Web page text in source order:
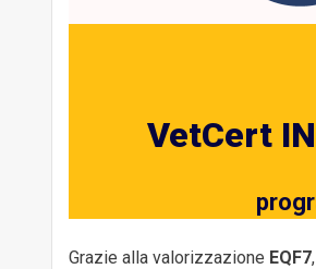
VetCert
Grazie alla valorizzazione EQF7